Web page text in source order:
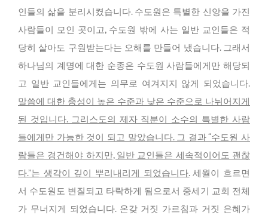
인들의 삶을 분리시켰습니다. 수도원은 특별한 신앙을 가진
사람들이 모인 곳이고, 수도원 밖에 사는 일반 교인들은 적
당히 살아도 구원받는다는 오해를 만들어 냈습니다. 그래서
하나님의 계명에 대한 순종은 수도원 사람들에게만 해당되
고 일반 교인들에게는 의무로 여겨지지 않게 되었습니다.
말씀에 대한 충성이 높은 수준과 낮은 수준으로 나뉘어지게
된 것입니다. 그리스도의 제자 직분이 소수의 특별한 사람
들에게만 가능한 것이 되고 말았습니다. 그 결과 “수도원 사
람들은 경건해야 하지만, 일반 교인들은 세속적이어도 괜찮
다.”는 생각이 깊이 뿌리내리게 되었습니다.세월이 흐르면
서 수도원도 변질되고 타락하게 됨으로서 중세기 교회 전체
가 무너지게 되었습니다. 온갖 거짓 가르침과 거짓 은혜가